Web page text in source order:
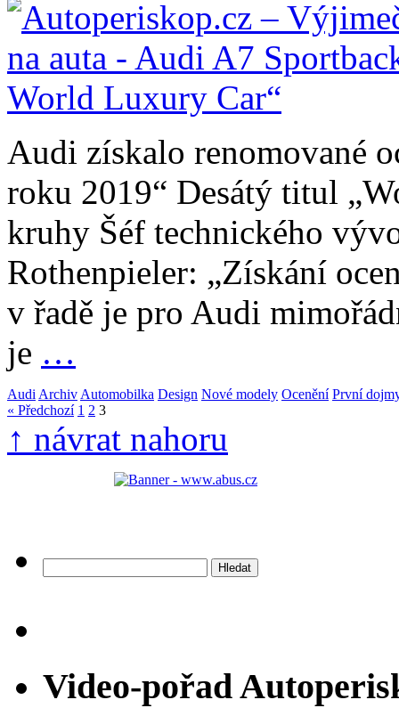
Audi získalo renomované
roku 2019“ Desátý titul
kruhy Šéf technického
Rothenpieler: „Získání
v řadě je pro Audi
je …
Audi Archiv Automobilka Design Nové modely Ocenění První
« Předchozí 1 2 3
↑ návrat nahoru
Video-pořad